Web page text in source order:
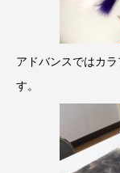
アドバンスではカ
す。